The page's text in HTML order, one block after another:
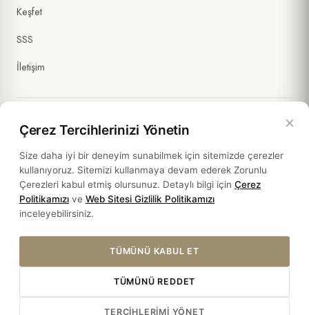
Keşfet
SSS
İletişim
Yasal Bilgiler
Politikalar
Sürdürülebilirlik
© 2026 HOTEL SULTANIA. ALL RIGHTS RESERVED.
×
Çerez Tercihlerinizi Yönetin
Size daha iyi bir deneyim sunabilmek için sitemizde çerezler
kullanıyoruz. Sitemizi kullanmaya devam ederek Zorunlu
Çerezleri kabul etmiş olursunuz. Detaylı bilgi için Çerez
Politikamızı ve Web Sitesi Gizlilik Politikamızı
inceleyebilirsiniz.
TÜMÜNÜ KABUL ET
TÜMÜNÜ REDDET
TERCIHLERIMI YÖNET